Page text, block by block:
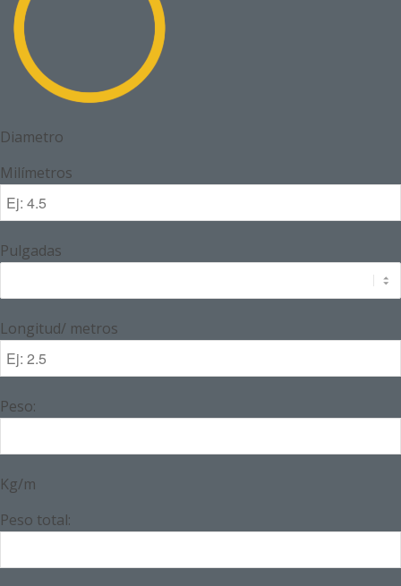
Diametro
Milímetros
Pulgadas
Longitud/ metros
Peso:
Kg/m
Peso total: